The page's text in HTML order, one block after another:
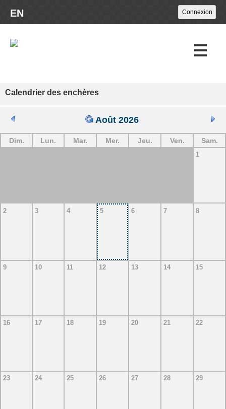
EN
Encans à venir
Encans passés
Calendrier
Calendrier des enchères
Août 2026
Dim. Lun. Mar. Mer. Jeu. Ven. Sam.
1
2 3 4 5 6 7 8
9 10 11 12 13 14 15
16 17 18 19 20 21 22
23 24 25 26 27 28 29